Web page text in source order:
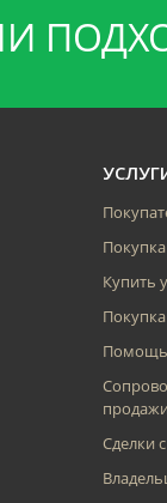
Купить
Помощь
Сделки